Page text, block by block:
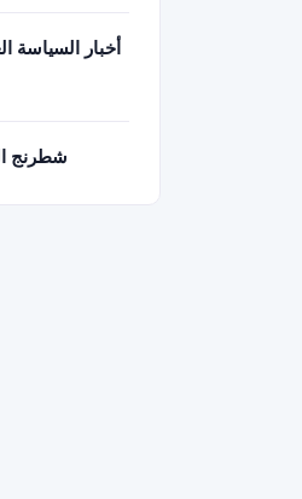
أخبار السياسة
«شطرنج